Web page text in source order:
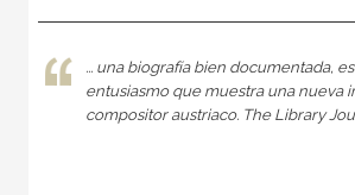
... una biografía bien documentada,
entusiasmo que muestra una nueva
compositor austriaco. The Library